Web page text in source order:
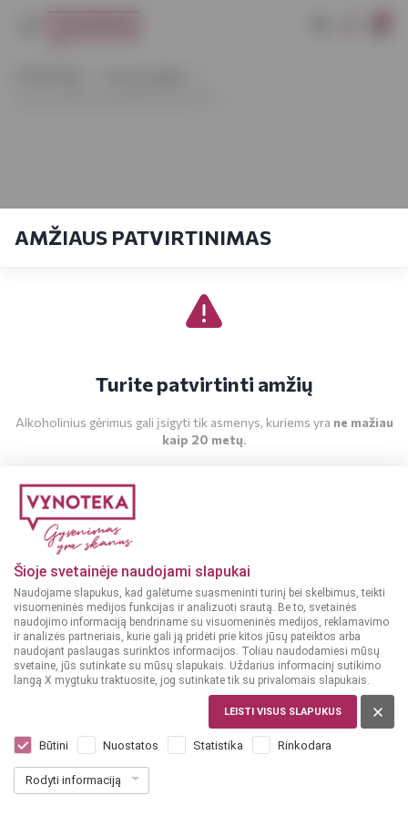
Šioje svetainėje naudojami slapukai
Naudojame slapukus, kad galėtume suasmeninti turinį bei skelbimus, teikti
visuomeninės medijos funkcijas ir analizuoti srautą. Be to, svetainės
naudojimo informaciją bendriname su visuomeninės medijos, reklamavimo
ir analizės partneriais, kurie gali ją pridėti prie kitos jūsų pateiktos arba
naudojant paslaugas surinktos informacijos. Toliau naudodamiesi mūsų
svetaine, jūs sutinkate su mūsų slapukais. Uždarius informacinį sutikimo
langą X mygtuku traktuosite, jog sutinkate tik su privalomais slapukais.
LEISTI VISUS SLAPUKUS
Būtini Nuostatos Statistika Rinkodara
Rodyti informaciją
AMŽIAUS PATVIRTINIMAS
Turite patvirtinti amžių
Alkoholinius gėrimus gali įsigyti tik asmenys, kuriems yra ne mažiau
kaip 20 metų.
Lanson White Label Demi-Sec 0,75 l
Dar nėra balsų, galite įvertinti
99